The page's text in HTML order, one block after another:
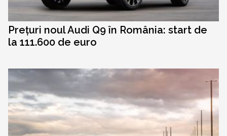
Prețuri noul Audi Q9 în România: start de
la 111.600 de euro